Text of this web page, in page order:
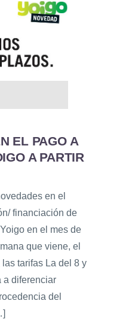
EL PAGO A
A PARTIR
en el
financiación de
en el mes de
que viene, el
tarifas La del 8 y
a diferenciar
del